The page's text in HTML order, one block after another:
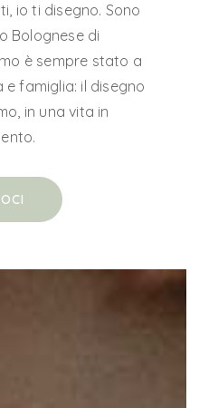
io ti disegno. Sono
Bolognese di
è sempre stato a
famiglia: il disegno
in una vita in